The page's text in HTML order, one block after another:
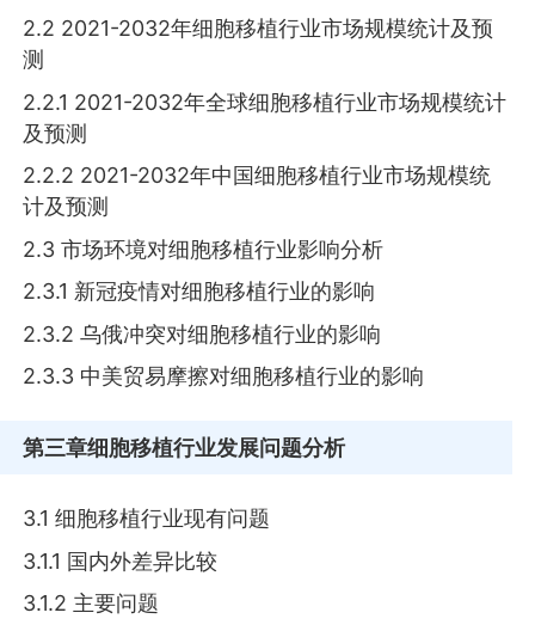
2.2 2021-2032年细胞移植行业市场规模统计及预
测
2.2.1 2021-2032年全球细胞移植行业市场规模统计
及预测
2.2.2 2021-2032年中国细胞移植行业市场规模统
计及预测
2.3 市场环境对细胞移植行业影响分析
2.3.1 新冠疫情对细胞移植行业的影响
2.3.2 乌俄冲突对细胞移植行业的影响
2.3.3 中美贸易摩擦对细胞移植行业的影响
第三章细胞移植行业发展问题分析
3.1 细胞移植行业现有问题
3.1.1 国内外差异比较
3.1.2 主要问题